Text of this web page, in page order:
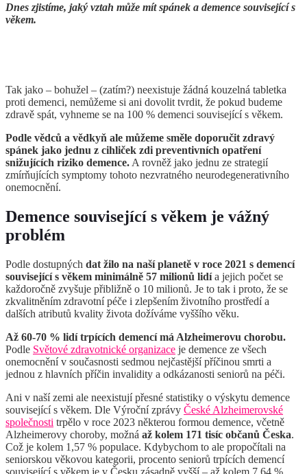
Dnes zjistíme, jaký vztah může mít spánek a demence související s
věkem.
Tak jako – bohužel – (zatím?) neexistuje žádná kouzelná tabletka
proti demenci, nemůžeme si ani dovolit tvrdit, že pokud budeme
zdravě spát, vyhneme se na 100 % demenci související s věkem.
Podle vědců a vědkyň ale můžeme směle doporučit zdravý
spánek jako jednu z cihliček zdi preventivních opatření
snižujících riziko demence. A rovněž jako jednu ze strategií
zmírňujících symptomy tohoto nezvratného neurodegenerativního
onemocnění.
Demence související s věkem je vážný
problém
Podle dostupných dat žilo na naší planetě v roce 2021 s demencí
související s věkem minimálně 57 milionů lidía jejich počet se
každoročně zvyšuje přibližně o 10 milionů. Je to tak i proto, že se
zkvalitněním zdravotní péče i zlepšením životního prostředí a
dalších atributů kvality života dožíváme vyššího věku.
Až 60-70 % lidí trpících demencí má Alzheimerovu chorobu.
Podle Světové zdravotnické organizace je demence ze všech
onemocnění v současnosti sedmou nejčastější příčinou smrti a
jednou z hlavních příčin invalidity a odkázanosti seniorů na péči.
Ani v naší zemi ale neexistují přesné statistiky o výskytu demence
související s věkem. Dle Výroční zprávy České Alzheimerovské
společnosti trpělo v roce 2023 některou formou demence, včetně
Alzheimerovy choroby, možná až kolem 171 tisíc občanů Česka.
Což je kolem 1,57 % populace. Kdybychom to ale propočítali na
seniorskou věkovou kategorii, procento seniorů trpících demencí
související s věkem je v Česku zásadně vyšší – až kolem 7,64 %.